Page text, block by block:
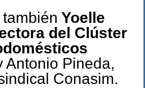
Yoelle
del Clúster
Antonio Pineda,
Conasim.